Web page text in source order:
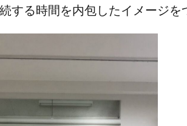
する時間を内包したイメージを